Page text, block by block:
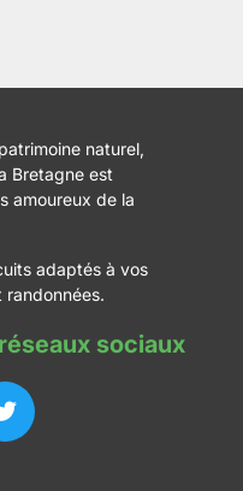
naturel,
Bretagne est
amoureux de la
adaptés à vos
sociaux